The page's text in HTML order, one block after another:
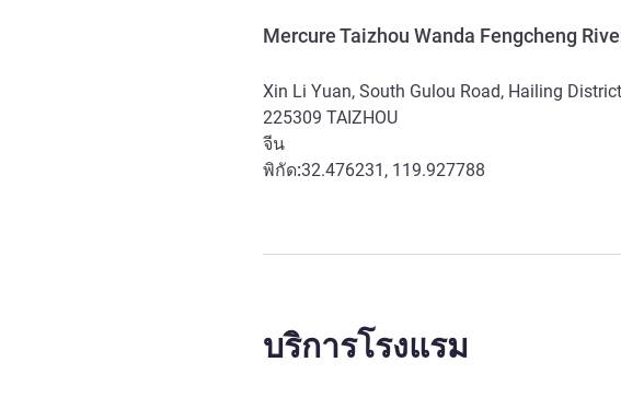
Mercure Taizhou Wanda Fengcheng
Xin Li Yuan, South Gulou Road, Hailing District
225309 TAIZHOU
จีน
พิกัด:32.476231, 119.927788
บริการโรงแรม